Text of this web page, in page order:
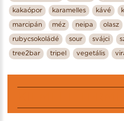
kakaópor karamelles kávé
marcipán méz neipa olasz
rubycsokoládé sour svájci
tree2bar tripel vegetális